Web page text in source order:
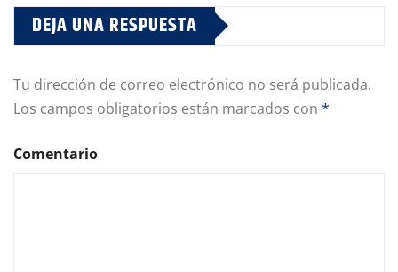
DEJA UNA RESPUESTA
Tu dirección de correo electrónico no será publicada.
Los campos obligatorios están marcados con *
Comentario